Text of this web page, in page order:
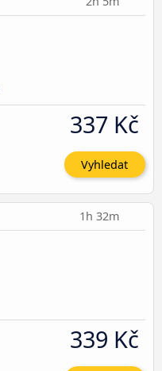
337 Kč
Vyhledat
1h 32m
339 Kč